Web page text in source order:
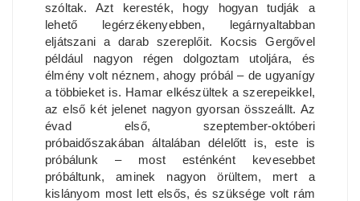
szóltak. Azt keresték, hogy hogyan tudják a
lehető legérzékenyebben, legárnyaltabban
eljátszani a darab szereplőit. Kocsis Gergővel
például nagyon régen dolgoztam utoljára, és
élmény volt néznem, ahogy próbál – de ugyanígy
a többieket is. Hamar elkészültek a szerepeikkel,
az első két jelenet nagyon gyorsan összeállt. Az
évad első, szeptember-októberi
próbaidőszakában általában délelőtt is, este is
próbálunk – most esténként kevesebbet
próbáltunk, aminek nagyon örültem, mert a
kislányom most lett elsős, és szüksége volt rám